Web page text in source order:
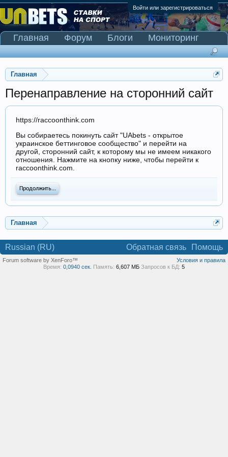
Войти или зарегистрироваться
Главная
Перенаправление на сторонний сайт
https://raccoonthink.com
Вы собираетесь покинуть сайт "UAbets - открытое
украинское беттинговое сообщество" и перейти на
другой, сторонний сайт, к которому мы не имеем никакого
отношения. Нажмите на кнопку ниже, чтобы перейти к
raccoonthink.com.
Продолжить...
Главная
Главная Форум Блоги
Мониторинг
Сканер Pinnacle
Russian (RU) Обратная связь Помощь
Условия и правила
Forum software by XenForo™
Время: 0,0940 сек. Память: 6,607 МБ Запросов к БД: 5